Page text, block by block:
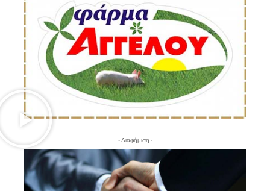
- Διαφήμιση -